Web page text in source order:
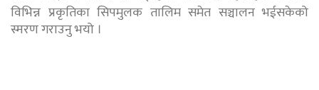
विभिन्न प्रकृतिका सिपमुलक तालिम समेत सञ्चालन भईसकेको
स्मरण गराउनु भयो ।